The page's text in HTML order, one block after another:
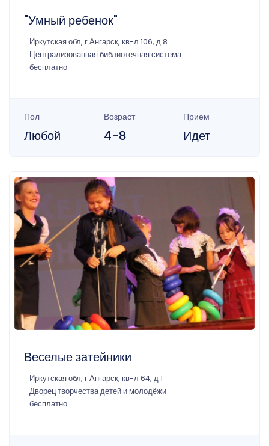
"Умный ребенок"
Иркутская обл, г Ангарск, кв-л 106, д 8
Централизованная библиотечная система
бесплатно
Пол
Любой
Возраст
4-8
Прием
Идет
Веселые затейники
Иркутская обл, г Ангарск, кв-л 64, д 1
Дворец творчества детей и молодёжи
бесплатно